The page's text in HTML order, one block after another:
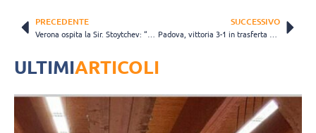
PRECEDENTE SUCCESSIVO
ULTIMIARTICOLI